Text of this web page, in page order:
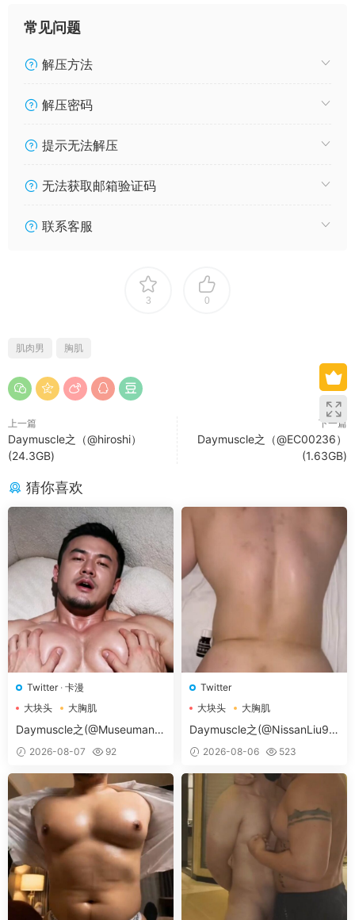
常见问题
解压方法
解压密码
提示无法解压
无法获取邮箱验证码
联系客服
3 0
肌肉男 胸肌
上一篇
Daymuscle之（@hiroshi）
(24.3GB)
下一篇
Daymuscle之（@EC00236）
(1.63GB)
猜你喜欢
Twitter· 卡漫
大块头
大胸肌
大胸肌肉男
Daymuscle之(@Museumans-
@Museuman）
2026-08-07 92
Twitter
大块头
大胸肌
大胸肌肉男
Daymuscle之(@NissanLiu98
-@Nissan98）
2026-08-06 523